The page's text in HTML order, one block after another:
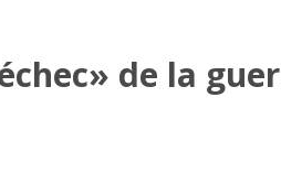
de la